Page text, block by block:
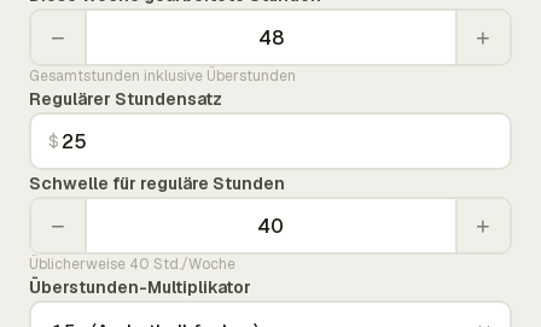
− +
Gesamtstunden inklusive Überstunden
Regulärer Stundensatz
$
Schwelle für reguläre Stunden
− +
Üblicherweise 40 Std./Woche
Überstunden-Multiplikator